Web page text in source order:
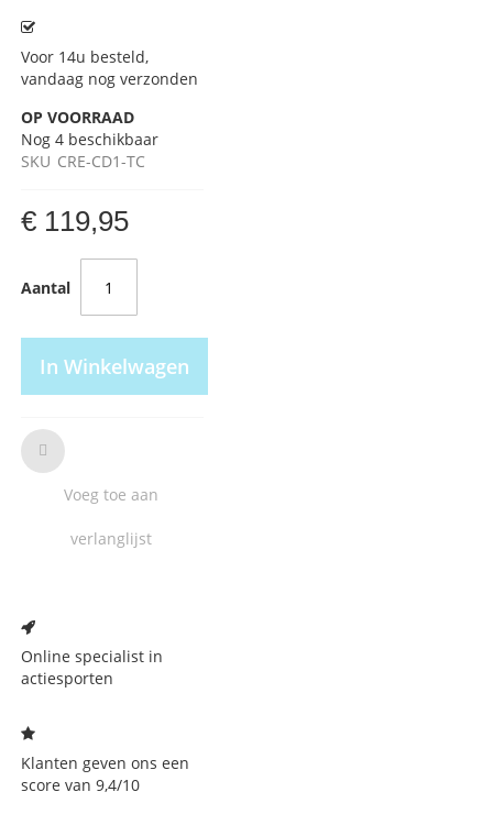
Voor 14u besteld,
vandaag nog verzonden
OP VOORRAAD
Nog4 beschikbaar
SKU CRE-CD1-TC
€ 119,95
Aantal
In Winkelwagen
Voeg toe aan
verlanglijst
verlanglijst
Online specialist in
actiesporten
Klanten geven ons een
score van 9,4/10